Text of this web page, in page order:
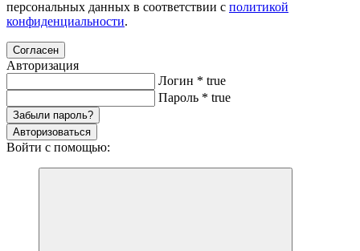
персональных данных в соответствии с политикой
конфиденциальности.
Согласен
Авторизация
Логин * true
Пароль * true
Забыли пароль?
Авторизоваться
Войти с помощью: